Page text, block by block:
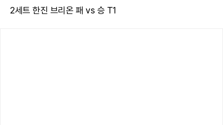
2세트 한진 브리온 패 vs 승 T1